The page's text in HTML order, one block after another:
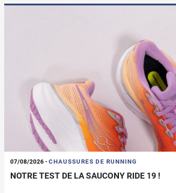
07/08/2026-CHAUSSURES DE RUNNING
NOTRE TEST DE LA SAUCONY RIDE 19 !